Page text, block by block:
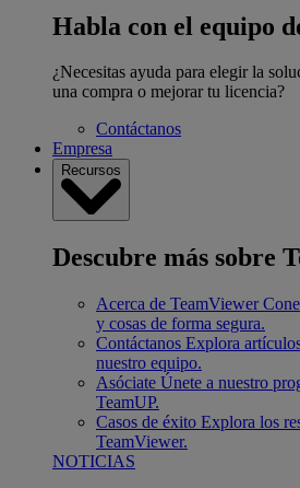
Habla con el equipo
¿Necesitas ayuda para elegir la
una compra o mejorar tu licencia?
Contáctanos
Empresa
Recursos
Descubre más sobre
Acerca de TeamViewer
y cosas de forma segura.
Contáctanos Explora
nuestro equipo.
Asóciate Únete a nuestro
TeamUP.
Casos de éxito Explora los
TeamViewer.
NOTICIAS